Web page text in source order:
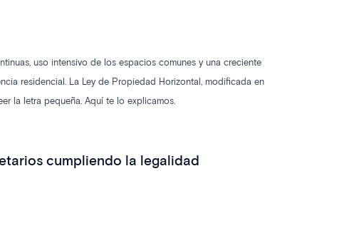
uso intensivo de los espacios comunes y una creciente
residencial. La Ley de Propiedad Horizontal, modificada en
la letra pequeña. Aquí te lo explicamos.
cumpliendo la legalidad